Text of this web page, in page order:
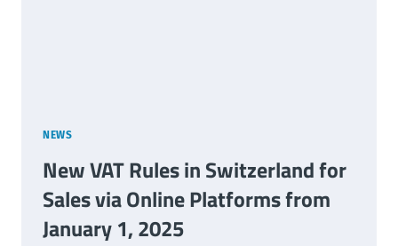
NEWS
New VAT Rules in Switzerland for
Sales via Online Platforms from
January 1, 2025